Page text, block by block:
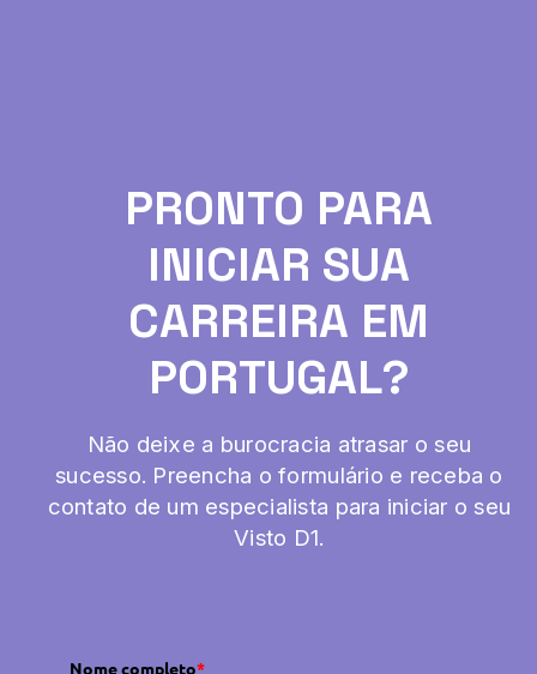
PRONTO PARA
INICIAR SUA
CARREIRA EM
PORTUGAL?
Não deixe a burocracia atrasar o seu
sucesso. Preencha o formulário e receba o
contato de um especialista para iniciar o seu
Visto D1.
Nome completo*